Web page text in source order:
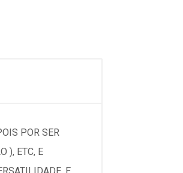
POR SER
), ETC, E